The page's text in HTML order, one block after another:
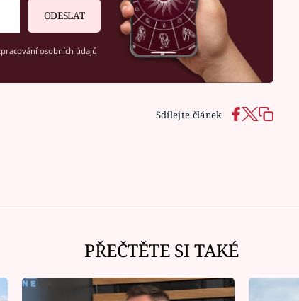
ODESLAT
osobních údajů
Sdílejte článek
PŘEČTĚTE SI TAKÉ